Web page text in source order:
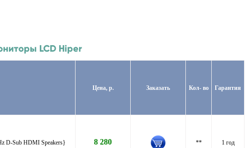
LCD Hiper
Цена, р. Заказать Кол- во Гарантия
D-Sub HDMI Speakers} 8 280 ** 1 год